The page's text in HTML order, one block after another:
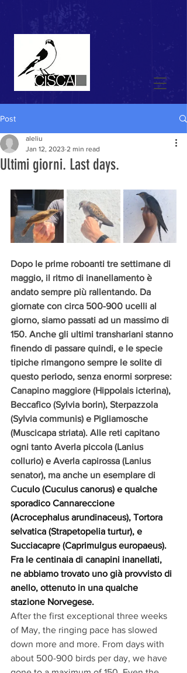
Post
Ultimi giorni. Last days.
aleliu
Jan 12, 2023 2 min read
Dopo le prime roboanti tre settimane di
maggio, il ritmo di inanellamento è
andato sempre più rallentando. Da
giornate con circa 500-900 ucelli al
giorno, siamo passati ad un massimo di
150. Anche gli ultimi transhariani stanno
finendo di passare quindi, e le specie
tipiche rimangono sempre le solite di
questo periodo, senza enormi sorprese:
Canapino maggiore (Hippolais icterina),
Beccafico (Sylvia borin), Sterpazzola
(Sylvia communis) e Pigliamosche
(Muscicapa striata). Alle reti capitano
ogni tanto Averla piccola (Lanius
collurio) e Averla capirossa (Lanius
senator), ma anche un esemplare di
Cuculo (Cuculus canorus) e qualche
sporadico Cannareccione
(Acrocephalus arundinaceus), Tortora
selvatica (Strapetopelia turtur), e
Succiacapre (Caprimulgus europaeus).
Fra le centinaia di canapini inanellati,
ne abbiamo trovato uno già provvisto di
anello, ottenuto in una qualche
stazione Norvegese.
After the first exceptional three weeks
of May, the ringing pace has slowed
down more and more. From days with
about 500-900 birds per day, we have